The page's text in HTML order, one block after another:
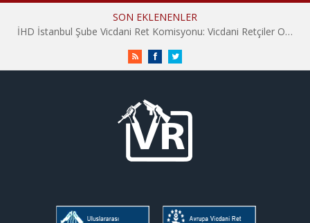
SON EKLENENLER
İHD İstanbul Şube Vicdani Ret Komisyonu: Vicdani Retçiler Olarak Destek İçin Buradayız!
RSS FacebookTwitter